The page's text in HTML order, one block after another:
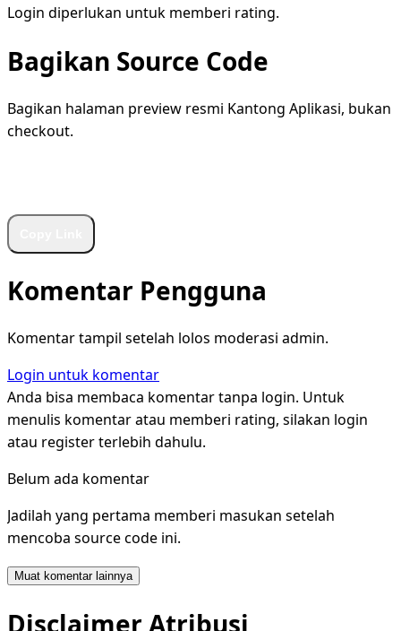
Login diperlukan untuk memberi rating.
Bagikan Source Code
Bagikan halaman preview resmi Kantong Aplikasi, bukan
checkout.
Komentar Pengguna
Komentar tampil setelah lolos moderasi admin.
Login untuk komentar
Anda bisa membaca komentar tanpa login. Untuk
menulis komentar atau memberi rating, silakan login
atau register terlebih dahulu.
Belum ada komentar
Jadilah yang pertama memberi masukan setelah
mencoba source code ini.
Muat komentar lainnya
Disclaimer Atribusi